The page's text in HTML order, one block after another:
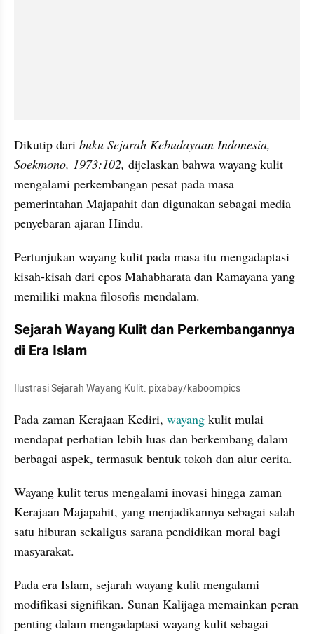
Dikutip dari buku Sejarah Kebudayaan Indonesia,
Soekmono, 1973:102, dijelaskan bahwa wayang kulit
mengalami perkembangan pesat pada masa
pemerintahan Majapahit dan digunakan sebagai media
penyebaran ajaran Hindu.
Pertunjukan wayang kulit pada masa itu mengadaptasi
kisah-kisah dari epos Mahabharata dan Ramayana yang
memiliki makna filosofis mendalam.
Sejarah Wayang Kulit dan Perkembangannya
di Era Islam
Ilustrasi Sejarah Wayang Kulit. pixabay/kaboompics
Pada zaman Kerajaan Kediri, wayang kulit mulai
mendapat perhatian lebih luas dan berkembang dalam
berbagai aspek, termasuk bentuk tokoh dan alur cerita.
Wayang kulit terus mengalami inovasi hingga zaman
Kerajaan Majapahit, yang menjadikannya sebagai salah
satu hiburan sekaligus sarana pendidikan moral bagi
masyarakat.
Pada era Islam, sejarah wayang kulit mengalami
modifikasi signifikan. Sunan Kalijaga memainkan peran
penting dalam mengadaptasi wayang kulit sebagai